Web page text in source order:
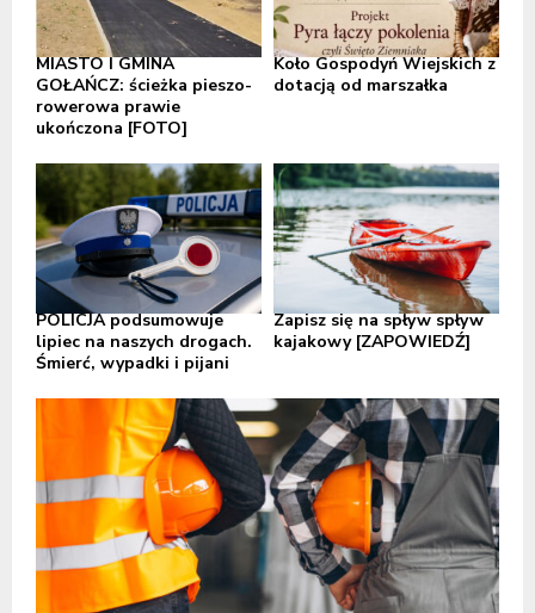
MIASTO I GMINA
GOŁAŃCZ: ścieżka pieszo-
rowerowa prawie
ukończona [FOTO]
Koło Gospodyń Wiejskich z
dotacją od marszałka
POLICJA podsumowuje
lipiec na naszych drogach.
Śmierć, wypadki i pijani
Zapisz się na spływ spływ
kajakowy [ZAPOWIEDŹ]